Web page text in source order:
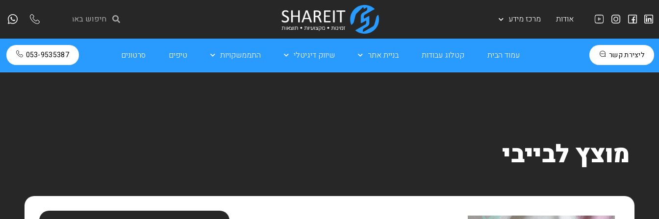
אודות מרכז מידע
ליצירת קשר עמוד הבית קטלוג עבודות בניית אתר שיווק דיגיטלי התממשקויות טיפים סרטונים 053-9535387
מוצץ לבייבי